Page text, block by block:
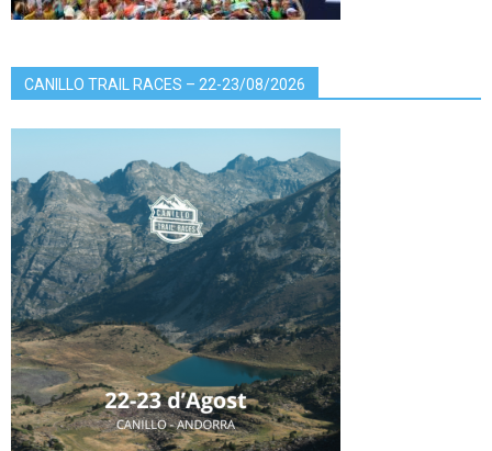
CANILLO TRAIL RACES – 22-23/08/2026